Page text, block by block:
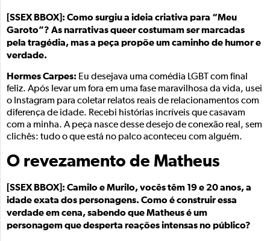
[SSEX BBOX]: Como surgiu a ideia criativa para “Meu
Garoto”? As narrativas queer costumam ser marcadas
pela tragédia, mas a peça propõe um caminho de humor e
verdade.
Hermes Carpes: Eu desejava uma comédia LGBT com final
feliz. Após levar um fora em uma fase maravilhosa da vida, usei
o Instagram para coletar relatos reais de relacionamentos com
diferença de idade. Recebi histórias incríveis que casavam
com a minha. A peça nasce desse desejo de conexão real, sem
clichês: tudo o que está no palco aconteceu com alguém.
O revezamento de Matheus
[SSEX BBOX]: Camilo e Murilo, vocês têm 19 e 20 anos, a
idade exata dos personagens. Como é construir essa
verdade em cena, sabendo que Matheus é um
personagem que desperta reações intensas no público?